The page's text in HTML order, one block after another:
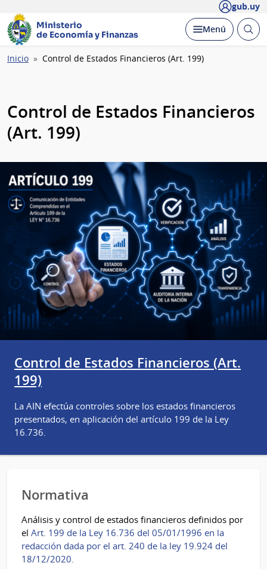
gub.uy
Ministerio
de Economía y Finanzas
Desplegar
Menú Abrir
Ruta
Inicio Control de Estados Financieros (Art. 199)
Control de Estados Financieros
(Art. 199)
Control de Estados Financieros (Art.
199)
La AIN efectúa controles sobre los estados financieros
presentados, en aplicación del artículo 199 de la Ley
16.736.
Normativa
Análisis y control de estados financieros definidos por
el Art. 199 de la Ley 16.736 del 05/01/1996 en la
redacción dada por el art. 240 de la ley 19.924 del
18/12/2020.